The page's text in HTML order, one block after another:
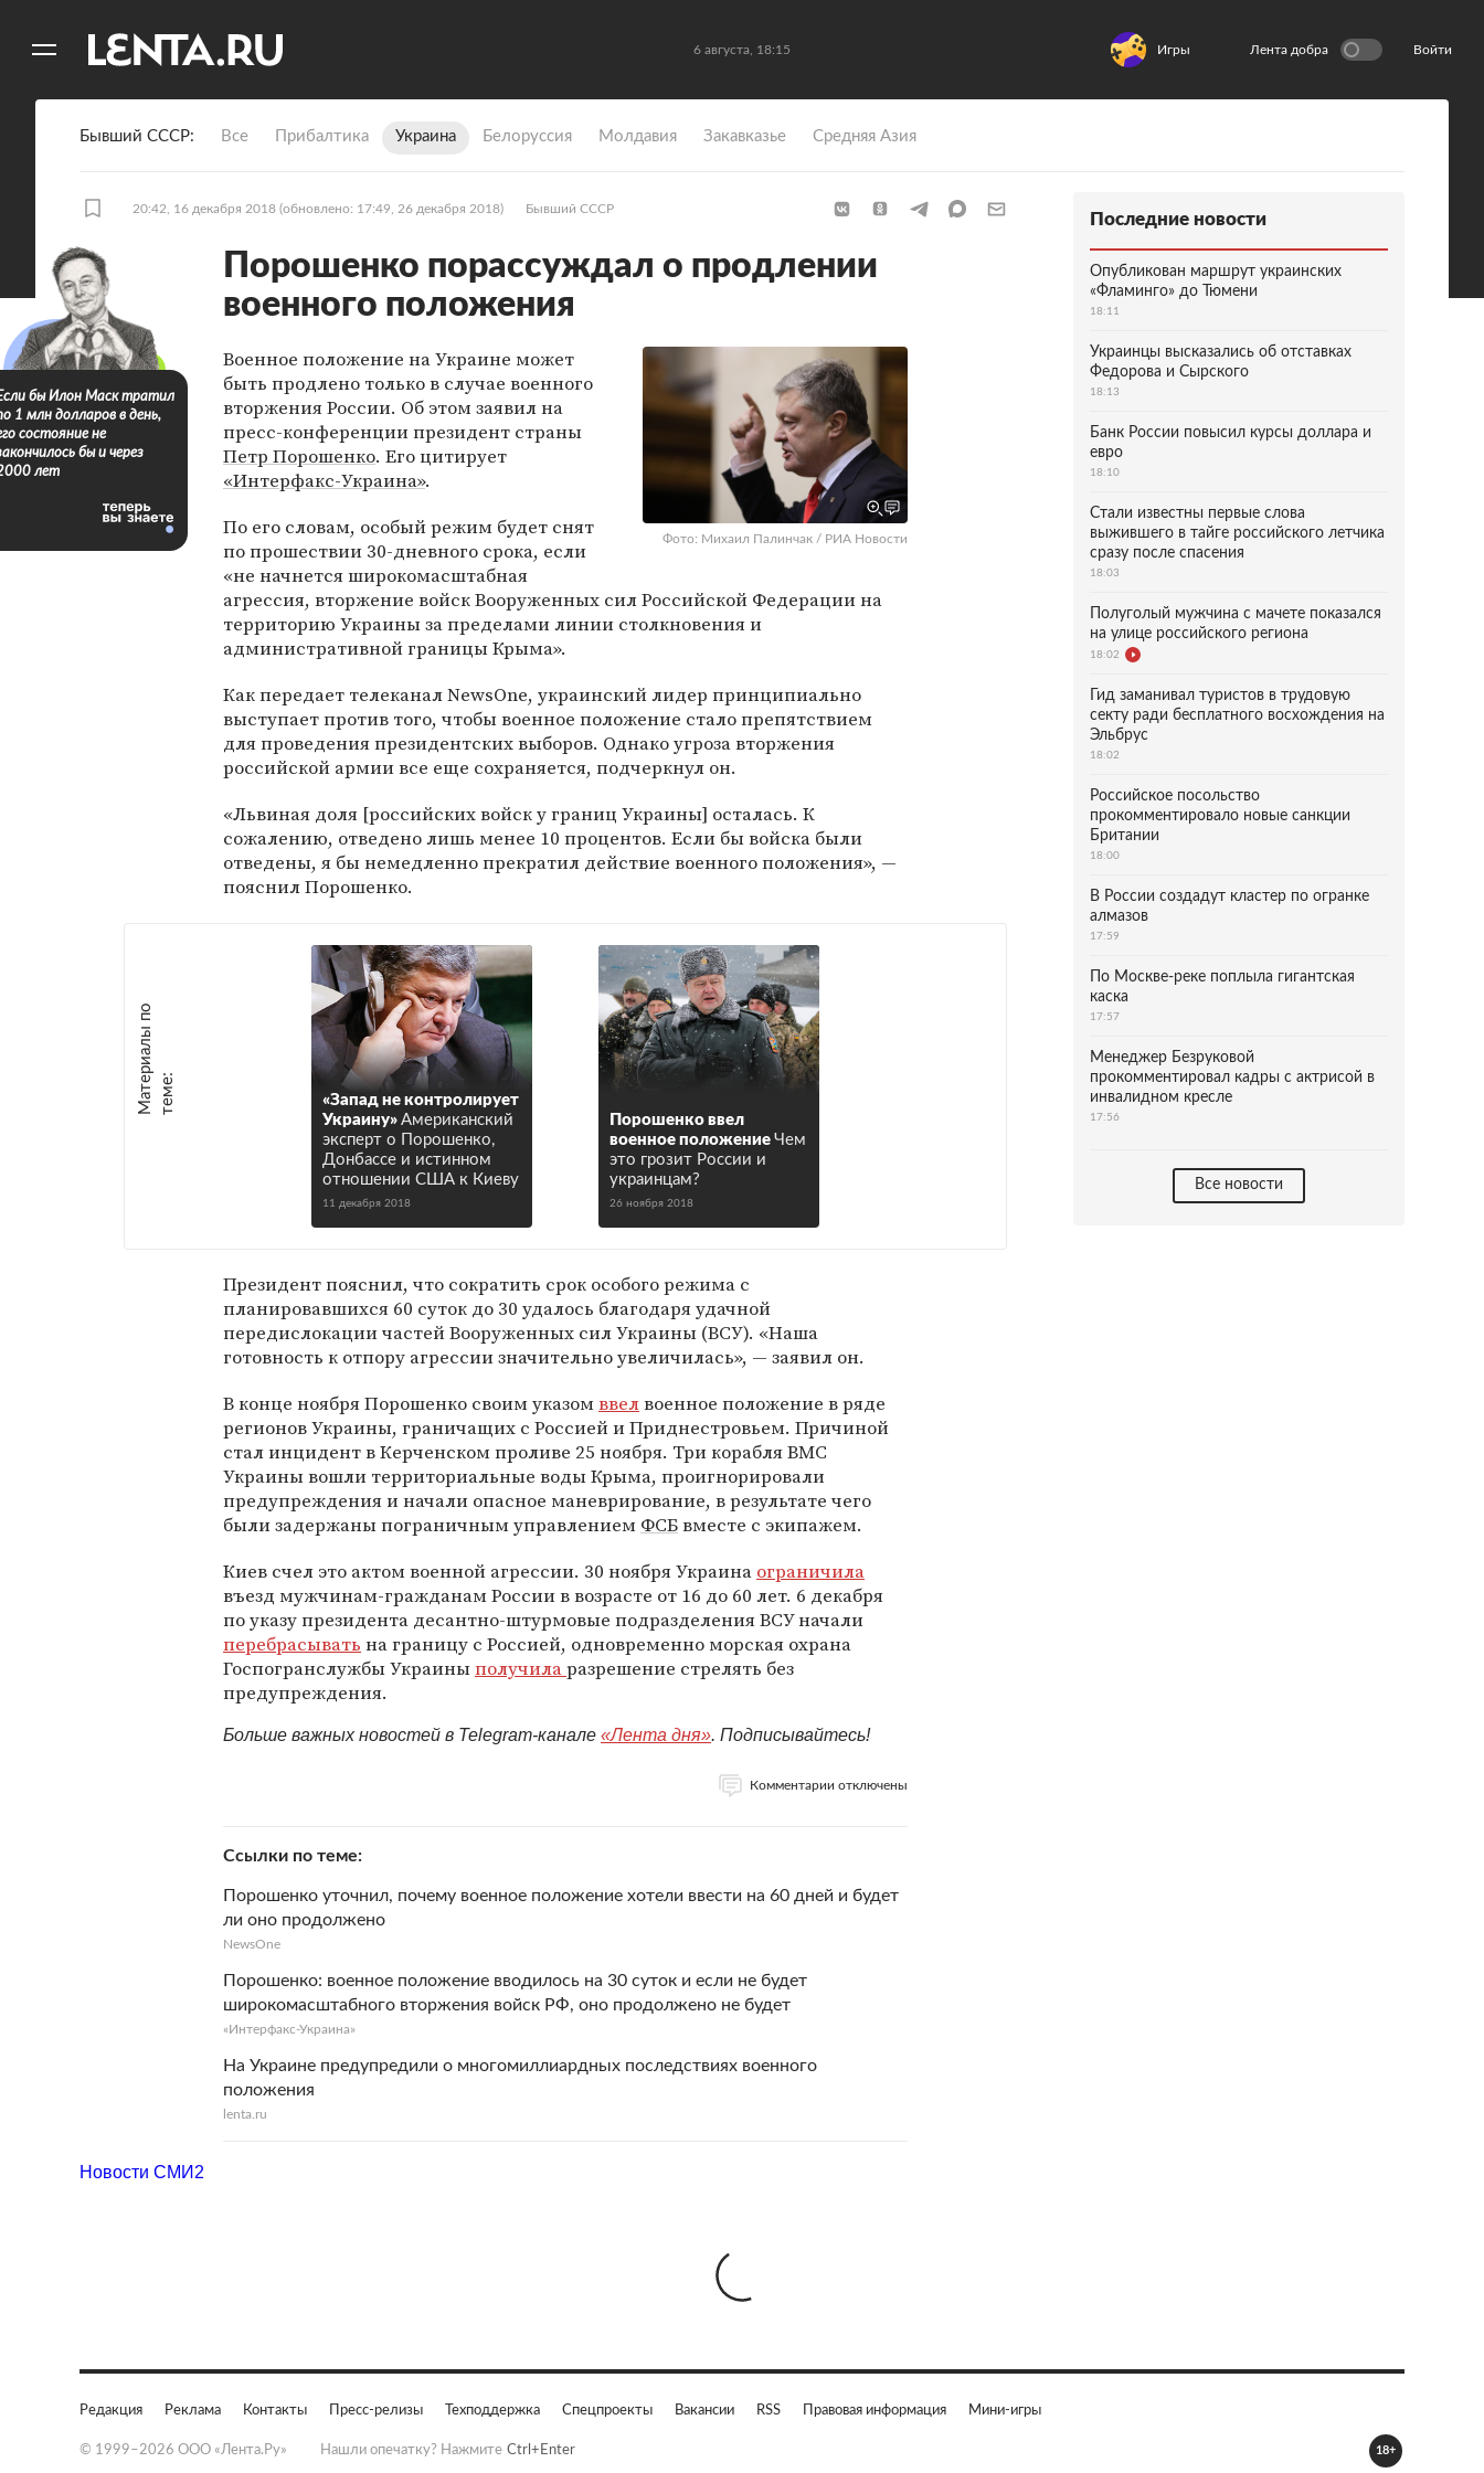
6 августа, 18:15 Игры Лента добра Войти
Бывший СССР Все Прибалтика Украина Белоруссия Молдавия Закавказье Средняя Азия
20:42, 16 декабря 2018 (обновлено: 17:49, 26 декабря 2018) Бывший СССР
Порошенко порассуждал о продлении
военного положения
Фото: Михаил Палинчак / РИА Новости
Военное положение на Украине может
быть продлено только в случае военного
вторжения России. Об этом заявил на
пресс-конференции президент страны
Петр Порошенко. Его цитирует
«Интерфакс-Украина».
По его словам, особый режим будет снят
по прошествии 30-дневного срока, если
«не начнется широкомасштабная
агрессия, вторжение войск Вооруженных сил Российской Федерации на
территорию Украины за пределами линии столкновения и
административной границы Крыма».
Как передает телеканал NewsOne, украинский лидер принципиально
выступает против того, чтобы военное положение стало препятствием
для проведения президентских выборов. Однако угроза вторжения
российской армии все еще сохраняется, подчеркнул он.
«Львиная доля [российских войск у границ Украины] осталась. К
сожалению, отведено лишь менее 10 процентов. Если бы войска были
отведены, я бы немедленно прекратил действие военного положения», —
пояснил Порошенко.
М
а
т е
р
и
а
л
ы
п
о
т
е
м
е :
«Запад не контролирует
Украину» Американский
эксперт о Порошенко,
Донбассе и истинном
отношении США к Киеву
11 декабря 2018
Порошенко ввел
военное положение Чем
это грозит России и
украинцам?
26 ноября 2018
Президент пояснил, что сократить срок особого режима с
планировавшихся 60 суток до 30 удалось благодаря удачной
передислокации частей Вооруженных сил Украины (ВСУ). «Наша
готовность к отпору агрессии значительно увеличилась», — заявил он.
В конце ноября Порошенко своим указомввелвоенное положение в ряде
регионов Украины, граничащих с Россией и Приднестровьем. Причиной
стал инцидент в Керченском проливе 25 ноября. Три корабля ВМС
Украины вошли территориальные воды Крыма, проигнорировали
предупреждения и начали опасное маневрирование, в результате чего
были задержаны пограничным управлением ФСБвместе с экипажем.
Киев счел это актом военной агрессии. 30 ноября Украина ограничила
въезд мужчинам-гражданам России в возрасте от 16 до 60 лет. 6 декабря
по указу президента десантно-штурмовые подразделения ВСУ начали
перебрасывать на границу с Россией, одновременно морская охрана
Госпогранслужбы Украиныполучиларазрешение стрелять без
предупреждения.
Больше важных новостей в Telegram-канале «Лента дня». Подписывайтесь!
Комментарии отключены
Ссылки по теме
Порошенко уточнил, почему военное положение хотели ввести на 60 дней и будет
ли оно продолжено
NewsOne
Порошенко: военное положение вводилось на 30 суток и если не будет
широкомасштабного вторжения войск РФ, оно продолжено не будет
«Интерфакс-Украина»
На Украине предупредили о многомиллиардных последствиях военного
положения
lenta.ru
бы Илон Маск тратил
1 млн долларов в день,
состояние не
бы и через
лет
Последние новости
Опубликован маршрут украинских
«Фламинго» до Тюмени
18:11
Украинцы высказались об отставках
Федорова и Сырского
18:13
Банк России повысил курсы доллара и
евро
18:10
Стали известны первые слова
выжившего в тайге российского летчика
сразу после спасения
18:03
Полуголый мужчина с мачете показался
на улице российского региона
18:02
Гид заманивал туристов в трудовую
секту ради бесплатного восхождения на
Эльбрус
18:02
Российское посольство
прокомментировало новые санкции
Британии
18:00
В России создадут кластер по огранке
алмазов
17:59
По Москве-реке поплыла гигантская
каска
17:57
Менеджер Безруковой
прокомментировал кадры с актрисой в
инвалидном кресле
17:56
Все новости
Новости СМИ2
Редакция Реклама Контакты Пресс-релизы Техподдержка Спецпроекты Вакансии RSS Правовая информация Мини-игры
© 1999–2026 ООО «Лента.Ру» Нашли опечатку? Нажмите Ctrl+Enter 18+